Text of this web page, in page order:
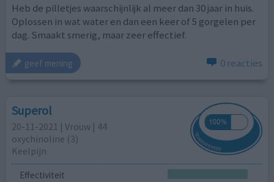
Heb de pilletjes waarschijnlijk al meer dan 30 jaar in huis.
Oplossen in wat water en dan een keer of 5 gorgelen per
dag. Smaakt smerig, maar zeer effectief.
geef mening 0 reacties
Superol
20-11-2021 | Vrouw | 44
oxychinoline (3)
Keelpijn
Effectiviteit